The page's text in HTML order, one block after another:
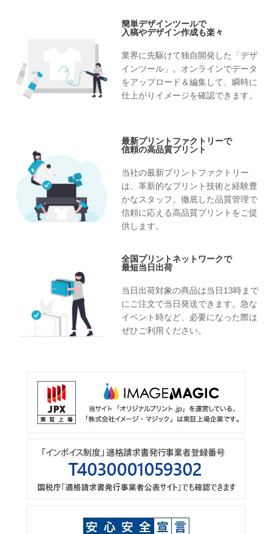
簡単デザインツールで
入稿やデザイン作成も楽々
業界に先駆けて独自開発した「デザ
インツール」。オンラインでデータ
をアップロード＆編集して、瞬時に
仕上がりイメージを確認できます。
最新プリントファクトリーで
信頼の高品質プリント
当社の最新プリントファクトリー
は、革新的なプリント技術と経験豊
かなスタッフ、徹底した品質管理で
信頼に応える高品質プリントをご提
供します。
全国プリントネットワークで
最短当日出荷
当日出荷対象の商品は当日13時まで
にご注文で当日発送できます。急な
イベント時など、必要になった際は
ぜひご利用ください。